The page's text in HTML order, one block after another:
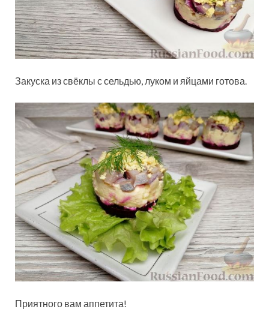
Закуска из свёклы с сельдью, луком и яйцами готова.
Приятного вам аппетита!